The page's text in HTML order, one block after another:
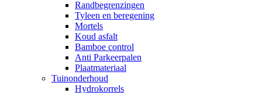
Randbegrenzingen
Tyleen en beregening
Mortels
Koud asfalt
Bamboe control
Anti Parkeerpalen
Plaatmateriaal
Tuinonderhoud
Hydrokorrels